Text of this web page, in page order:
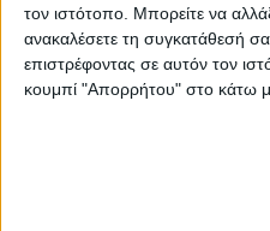
τον ιστότοπο. Μπορείτε να
ανακαλέσετε τη συγκατάθεσή
επιστρέφοντας σε αυτόν τον
κουμπί "Απορρήτου" στο κάτω